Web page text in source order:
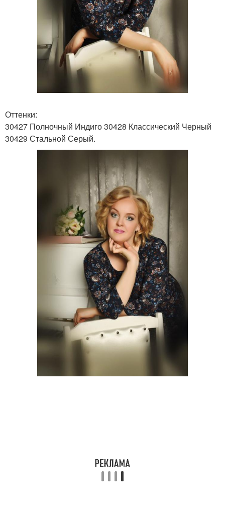
Оттенки:
30427 Полночный Индиго 30428 Классический Черный
30429 Стальной Серый.